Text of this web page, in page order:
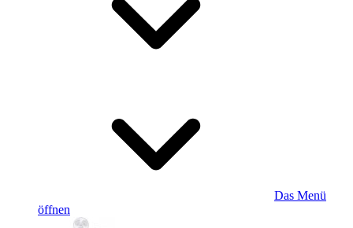
Das Menü
öffnen